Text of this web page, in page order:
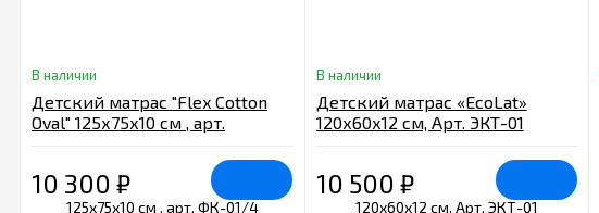
В наличии
Детский матрас "Flex Cotton
Oval" 125х75х10 см , арт.
10 300 ₽
В наличии
Детский матрас «EcoLat»
120х60х12 см, Арт. ЭКТ-01
10 500 ₽